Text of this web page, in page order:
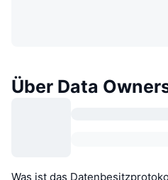
Über Data
Was ist das